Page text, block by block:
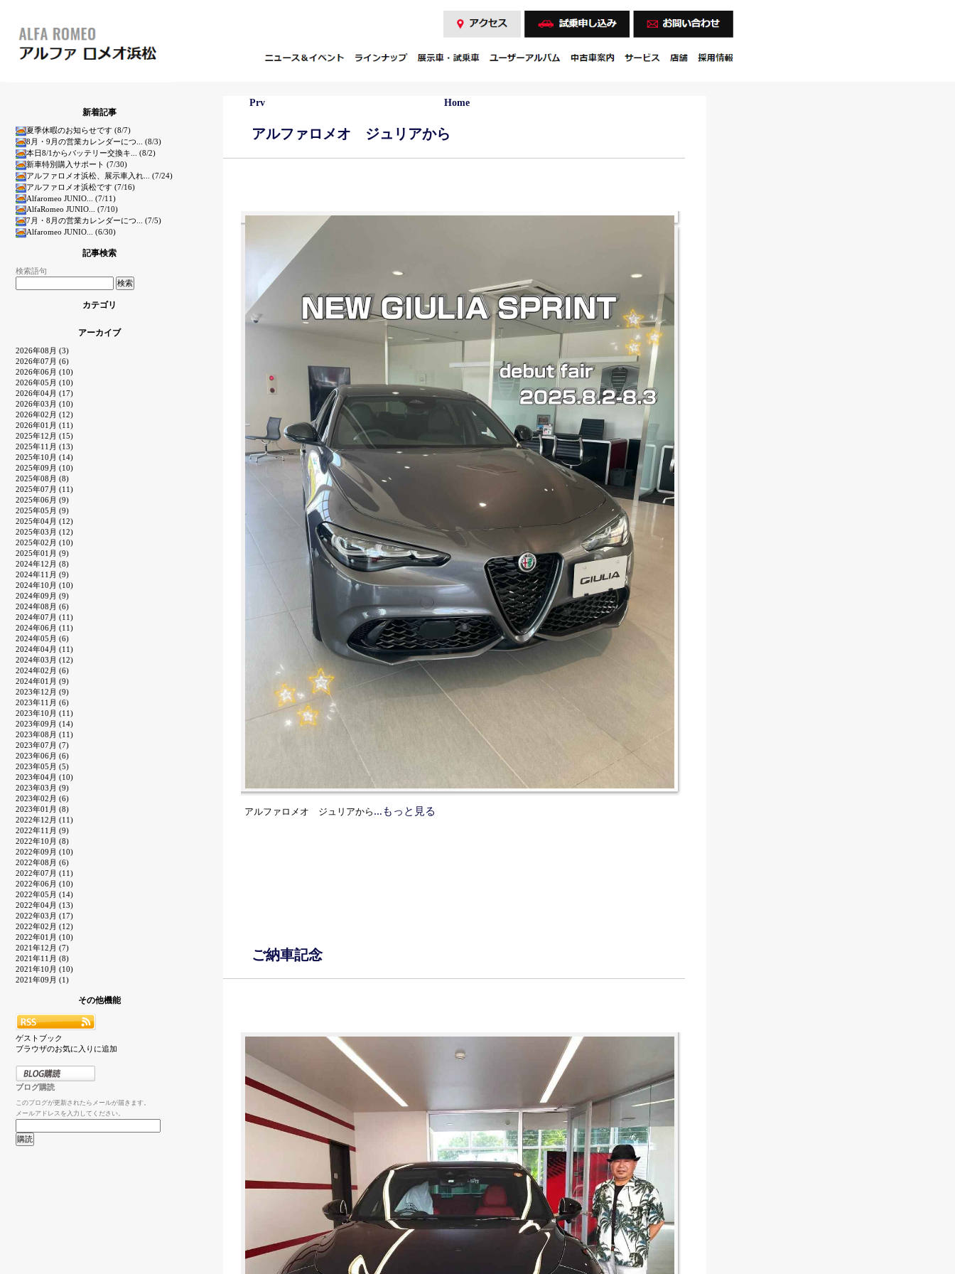
新着記事
夏季休暇のお知らせです (8/7)
8月・9月の営業カレンダーにつ... (8/3)
本日8/1からバッテリー交換キ... (8/2)
新車特別購入サポート (7/30)
アルファロメオ浜松、展示車入れ... (7/24)
アルファロメオ浜松です (7/16)
Alfaromeo JUNIO... (7/11)
AlfaRomeo JUNIO... (7/10)
7月・8月の営業カレンダーにつ... (7/5)
Alfaromeo JUNIO... (6/30)
記事検索
検索語句
カテゴリ
アーカイブ
2026年08月 (3)
2026年07月 (6)
2026年06月 (10)
2026年05月 (10)
2026年04月 (17)
2026年03月 (10)
2026年02月 (12)
2026年01月 (11)
2025年12月 (15)
2025年11月 (13)
2025年10月 (14)
2025年09月 (10)
2025年08月 (8)
2025年07月 (11)
2025年06月 (9)
2025年05月 (9)
2025年04月 (12)
2025年03月 (12)
2025年02月 (10)
2025年01月 (9)
2024年12月 (8)
2024年11月 (9)
2024年10月 (10)
2024年09月 (9)
2024年08月 (6)
2024年07月 (11)
2024年06月 (11)
2024年05月 (6)
2024年04月 (11)
2024年03月 (12)
2024年02月 (6)
2024年01月 (9)
2023年12月 (9)
2023年11月 (6)
2023年10月 (11)
2023年09月 (14)
2023年08月 (11)
2023年07月 (7)
2023年06月 (6)
2023年05月 (5)
2023年04月 (10)
2023年03月 (9)
2023年02月 (6)
2023年01月 (8)
2022年12月 (11)
2022年11月 (9)
2022年10月 (8)
2022年09月 (10)
2022年08月 (6)
2022年07月 (11)
2022年06月 (10)
2022年05月 (14)
2022年04月 (13)
2022年03月 (17)
2022年02月 (12)
2022年01月 (10)
2021年12月 (7)
2021年11月 (8)
2021年10月 (10)
2021年09月 (1)
その他機能
ゲストブック
ブラウザのお気に入りに追加
ブログ購読
このブログが更新されたらメールが届きます。
メールアドレスを入力してください。
Prv Home
アルファロメオ ジュリアから
アルファロメオ ジュリアから …もっと見る
ご納車記念